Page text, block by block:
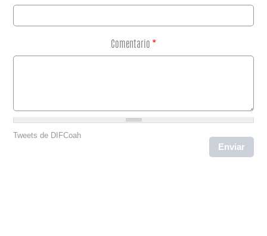
Comentario *
Tweets de DIFCoah